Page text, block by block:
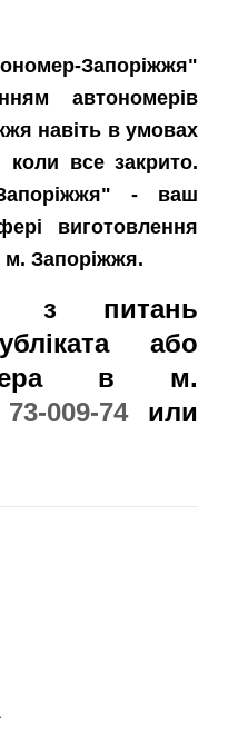
Запоріжжя"
автономерів
навіть в умовах
коли все закрито.
- ваш
виготовлення
м. Запоріжжя.
з питань
або
в м.
009-74или